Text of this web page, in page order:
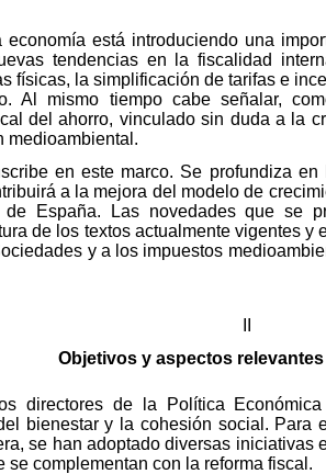
está introduciendo una
tendencias en la fiscalidad
físicas, la simplificación de tarifas e
Al mismo tiempo cabe señalar,
del ahorro, vinculado sin duda a la
medioambiental.
en este marco. Se profundiza
a la mejora del modelo de
España. Las novedades que se
de los textos actualmente vigentes
y a los impuestos
Objetivos y aspectos
directores de la Política
bienestar y la cohesión social.
se han adoptado diversas
complementan con la reforma fiscal.